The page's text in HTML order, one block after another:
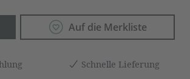
gewünschten Wert
Auf die Merkliste
Schnelle Lieferung